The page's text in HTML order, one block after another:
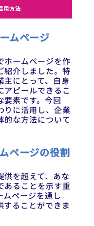
用方法
ムページ
ホームページを作
紹介しました。特
主にとって、自身
アピールできるこ
要素です。今回
りに活用し、企業
的な方法について
ページの役割
供を超えて、あな
あることを示す重
ムページを通し
することができま